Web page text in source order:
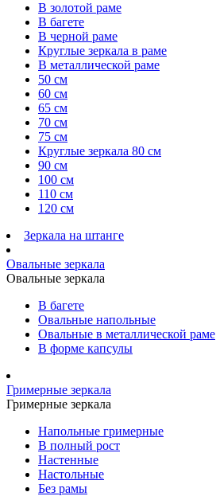
В золотой раме
В багете
В черной раме
Круглые зеркала в раме
В металлической раме
50 см
60 см
65 см
70 см
75 см
Круглые зеркала 80 см
90 см
100 см
110 см
120 см
Зеркала на штанге
Овальные зеркала
Овальные зеркала
В багете
Овальные напольные
Овальные в металлической раме
В форме капсулы
Гримерные зеркала
Гримерные зеркала
Напольные гримерные
В полный рост
Настенные
Настольные
Без рамы